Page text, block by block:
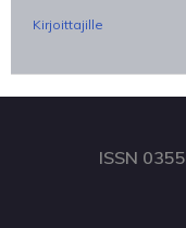
Kirjoittajille
ISSN